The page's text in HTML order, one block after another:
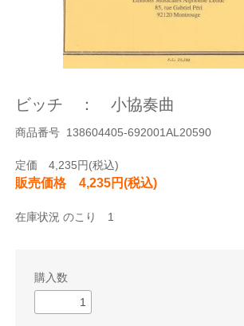
ビッチ ： 小協奏曲
商品番号 138604405-692001AL20590
定価 4,235円(税込)
販売価格 4,235円(税込)
在庫状況 のこり 1
購入数